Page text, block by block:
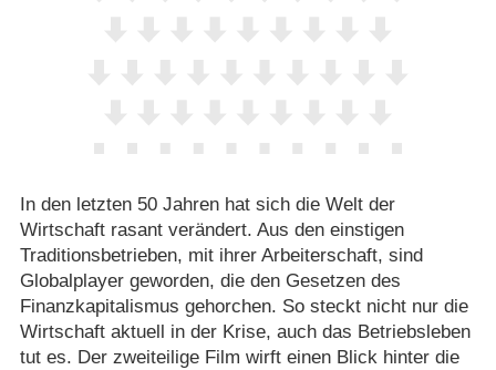
In den letzten 50 Jahren hat sich die Welt der
Wirtschaft rasant verändert. Aus den einstigen
Traditionsbetrieben, mit ihrer Arbeiterschaft, sind
Globalplayer geworden, die den Gesetzen des
Finanzkapitalismus gehorchen. So steckt nicht nur die
Wirtschaft aktuell in der Krise, auch das Betriebsleben
tut es. Der zweiteilige Film wirft einen Blick hinter die